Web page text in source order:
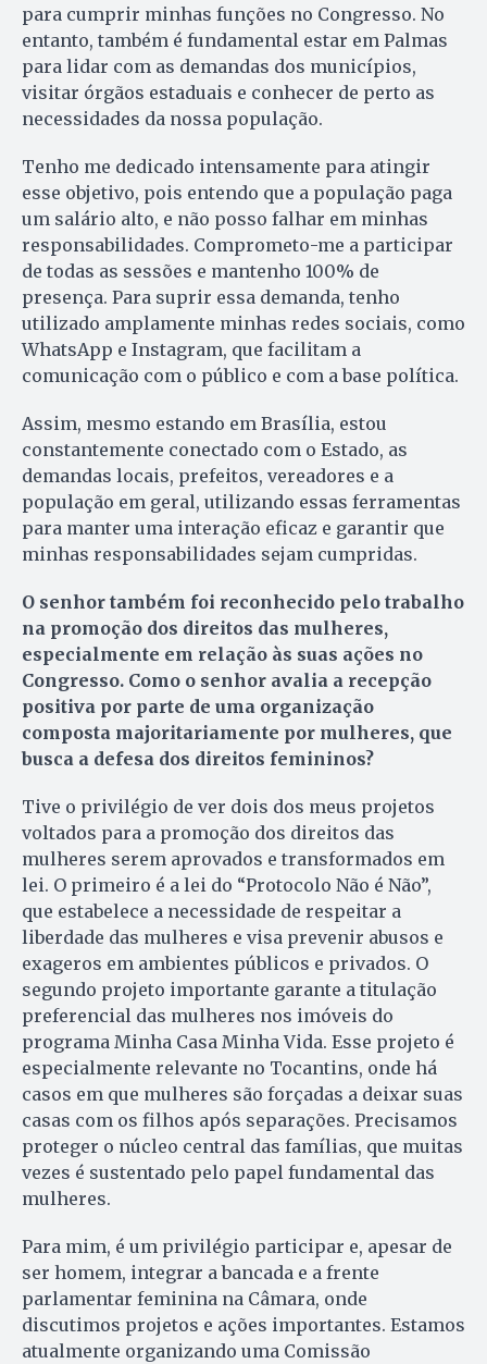
para cumprir minhas funções no Congresso. No
entanto, também é fundamental estar em Palmas
para lidar com as demandas dos municípios,
visitar órgãos estaduais e conhecer de perto as
necessidades da nossa população.
Tenho me dedicado intensamente para atingir
esse objetivo, pois entendo que a população paga
um salário alto, e não posso falhar em minhas
responsabilidades. Comprometo-me a participar
de todas as sessões e mantenho 100% de
presença. Para suprir essa demanda, tenho
utilizado amplamente minhas redes sociais, como
WhatsApp e Instagram, que facilitam a
comunicação com o público e com a base política.
Assim, mesmo estando em Brasília, estou
constantemente conectado com o Estado, as
demandas locais, prefeitos, vereadores e a
população em geral, utilizando essas ferramentas
para manter uma interação eficaz e garantir que
minhas responsabilidades sejam cumpridas.
O senhor também foi reconhecido pelo trabalho
na promoção dos direitos das mulheres,
especialmente em relação às suas ações no
Congresso. Como o senhor avalia a recepção
positiva por parte de uma organização
composta majoritariamente por mulheres, que
busca a defesa dos direitos femininos?
Tive o privilégio de ver dois dos meus projetos
voltados para a promoção dos direitos das
mulheres serem aprovados e transformados em
lei. O primeiro é a lei do “Protocolo Não é Não”,
que estabelece a necessidade de respeitar a
liberdade das mulheres e visa prevenir abusos e
exageros em ambientes públicos e privados. O
segundo projeto importante garante a titulação
preferencial das mulheres nos imóveis do
programa Minha Casa Minha Vida. Esse projeto é
especialmente relevante no Tocantins, onde há
casos em que mulheres são forçadas a deixar suas
casas com os filhos após separações. Precisamos
proteger o núcleo central das famílias, que muitas
vezes é sustentado pelo papel fundamental das
mulheres.
Para mim, é um privilégio participar e, apesar de
ser homem, integrar a bancada e a frente
parlamentar feminina na Câmara, onde
discutimos projetos e ações importantes. Estamos
atualmente organizando uma Comissão